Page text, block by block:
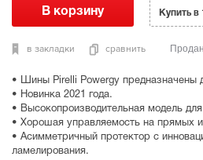
• Шины Pirelli Powergy предназначены
• Новинка 2021 года.
• Высокопроизводительная модель
• Хорошая управляемость на прямых и
• Асимметричный протектор с
ламелирования.
в закладки сравнить
Купить в